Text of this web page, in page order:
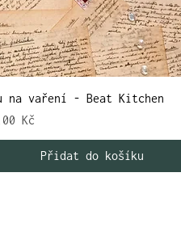
na vaření - Beat Kitchen
Kč
Přidat do košíku